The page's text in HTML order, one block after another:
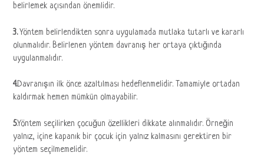
belirlemek açısından önemlidir.
3.Yöntem belirlendikten sonra uygulamada mutlaka tutarlı ve kararlı
olunmalıdır. Belirlenen yöntem davranış her ortaya çıktığında
uygulanmalıdır.
4.Davranışın ilk önce azaltılması hedeflenmelidir. Tamamiyle ortadan
kaldırmak hemen mümkün olmayabilir.
5.Yöntem seçilirken çocuğun özellikleri dikkate alınmalıdır. Örneğin
yalnız, içine kapanık bir çocuk için yalnız kalmasını gerektiren bir
yöntem seçilmemelidir.